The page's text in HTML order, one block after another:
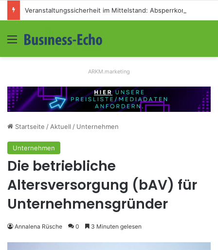
Menü
ARKM.marketing
Startseite / Aktuell / Unternehmen
Unternehmen
Die betriebliche
Altersversorgung (bAV) für
Unternehmensgründer
Annalena Rüsche 0 3 Minuten gelesen